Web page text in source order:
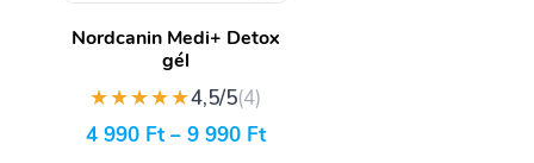
Nordcanin Medi+ Detox
gél
★★★★★4,5/5(4)
4 990 Ft– 9 990 Ft